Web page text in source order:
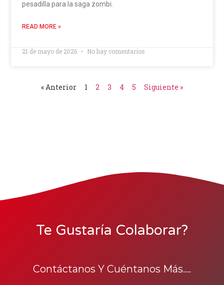
pesadilla para la saga zombi.
READ MORE »
21 de mayo de 2026 No hay comentarios
« Anterior 1 2 3 4 5 Siguiente »
Te Gustaría Colaborar?
Contáctanos Y Cuéntanos Más....